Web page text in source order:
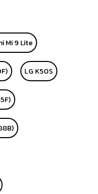
Mi 9 Lite
LG K50S